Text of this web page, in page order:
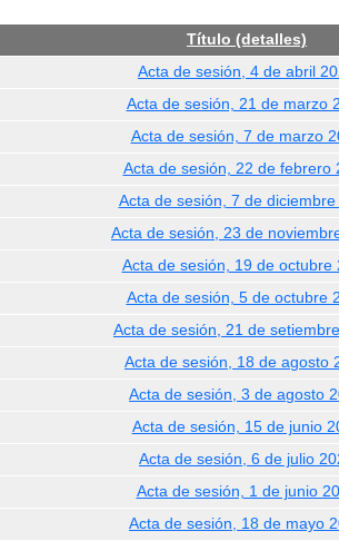
Título (detalles)
Acta de sesión, 4 de abril
Acta de sesión, 21 de marzo
Acta de sesión, 7 de marzo
Acta de sesión, 22 de febrero
Acta de sesión, 7 de diciembre
Acta de sesión, 23 de
Acta de sesión, 19 de octubre
Acta de sesión, 5 de octubre
Acta de sesión, 21 de
Acta de sesión, 18 de agosto
Acta de sesión, 3 de agosto
Acta de sesión, 15 de junio
Acta de sesión, 6 de julio
Acta de sesión, 1 de junio
Acta de sesión, 18 de mayo